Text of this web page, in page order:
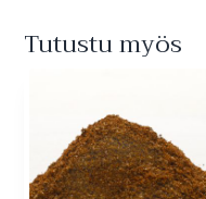
Tutustu myös